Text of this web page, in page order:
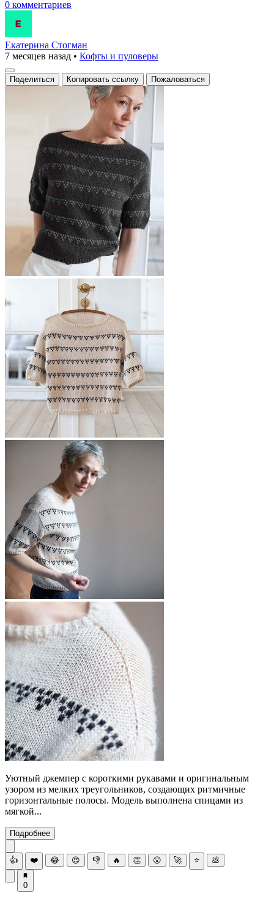
0 комментариев
Екатерина Стогман
7 месяцев назад • Кофты и пуловеры
Поделиться Копировать ссылку Пожаловаться
Уютный джемпер с короткими рукавами и оригинальным
узором из мелких треугольников, создающих ритмичные
горизонтальные полосы. Модель выполнена спицами из
мягкой...
Подробнее
👍 ❤️ 😂 😍 👎 🔥 👏 😮 🚀 ⭐ 💩
0